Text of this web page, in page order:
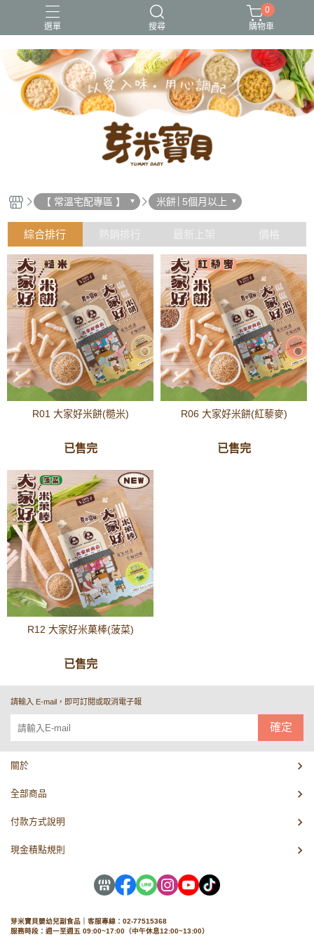
選單 搜尋
冷凍出貨 冷凍常溫出貨 常溫出貨 無調味 熱銷好評
0
購物車
【 常溫宅配專區 】 米餅│5個月以上
綜合排行 熱銷排行 最新上架 價格
R01 大家好米餅(糙米)
已售完
R06 大家好米餅(紅藜麥)
已售完
R12 大家好米菓棒(菠菜)
已售完
芽米寶貝嬰幼兒副食品｜客服專線：02-77515368
服務時段：週一至週五 09:00~17:00（中午休息12:00~13:00）
請輸入 E-mail，即可訂閱或取消電子報
確定
關於
全部商品
付款方式說明
現金積點規則